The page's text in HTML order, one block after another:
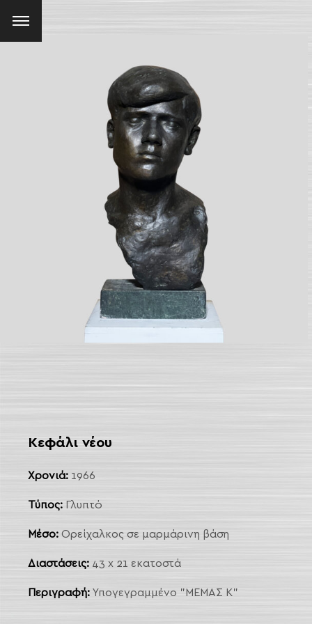
Menu
SEARCH AND PRESS ENTER
Κεφάλι νέου
Χρονιά: 1966
Τύπος: Γλυπτό
Μέσο: Ορείχαλκος σε μαρμάρινη βάση
Διαστάσεις: 43 x 21 εκατοστά
Περιγραφή: Υπογεγραμμένο "ΜΕΜΑΣ Κ"